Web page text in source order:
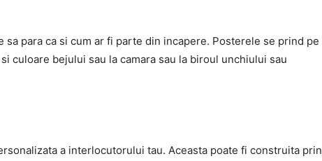
para ca si cum ar fi parte din incapere. Posterele se prind pe
culoare bejului sau la camara sau la biroul unchiului sau
a interlocutorului tau. Aceasta poate fi construita prin